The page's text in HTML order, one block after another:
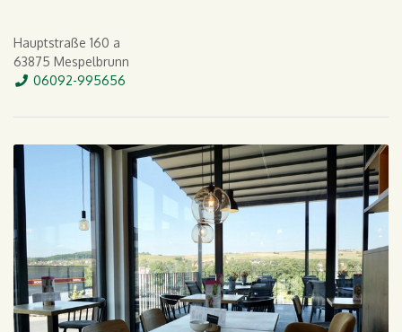
Hauptstraße 160 a
63875 Mespelbrunn
Tel.
06092-995656